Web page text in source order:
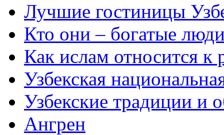
Лучшие гостиницы
Кто они – богатые
Как ислам относится к
Узбекская
Узбекские традиции и
Ангрен